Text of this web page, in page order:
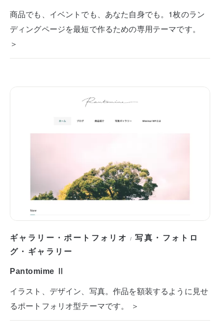
商品でも、イベントでも、あなた自身でも。1枚のラン
ディングページを最短で作るための専用テーマです。
＞
ギャラリー・ポートフォリオ /写真・フォトロ
グ・ギャラリー
Pantomime Ⅱ
イラスト、デザイン、写真。作品を額装するように見せ
るポートフォリオ型テーマです。 ＞